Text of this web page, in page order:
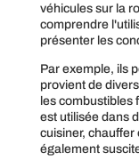
véhicules sur la
comprendre
présenter les
Par exemple, ils
provient de
les combustibles
est utilisée dans
cuisiner,
également